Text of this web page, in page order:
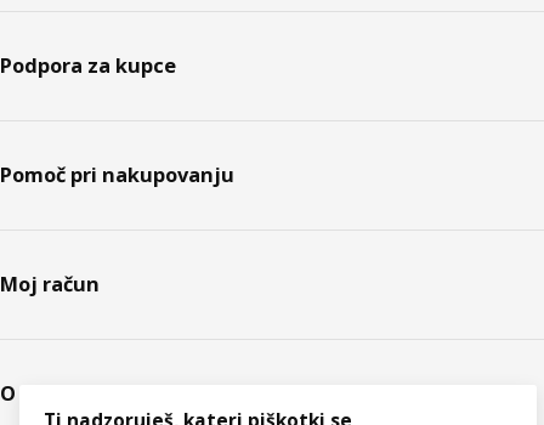
Podpora za kupce
Pomoč pri nakupovanju
Moj račun
O podjetju IKEA